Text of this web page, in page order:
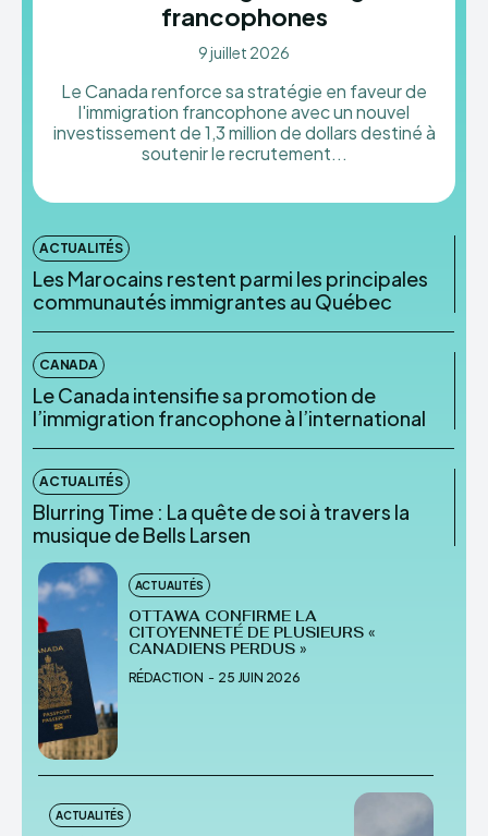
francophones
9 juillet 2026
Le Canada renforce sa stratégie en faveur de
l'immigration francophone avec un nouvel
investissement de 1,3 million de dollars destiné à
soutenir le recrutement...
ACTUALITÉS
Les Marocains restent parmi les principales
communautés immigrantes au Québec
CANADA
Le Canada intensifie sa promotion de
l’immigration francophone à l’international
ACTUALITÉS
Blurring Time : La quête de soi à travers la
musique de Bells Larsen
ACTUALITÉS
OTTAWA CONFIRME LA
CITOYENNETÉ DE PLUSIEURS «
CANADIENS PERDUS »
RÉDACTION - 25 JUIN 2026
ACTUALITÉS